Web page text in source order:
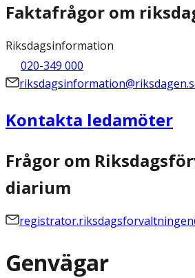
Faktafrågor om
Riksdagsinformation
020-349 000
Kontakta ledamöter
Frågor om
diarium
Genvägar